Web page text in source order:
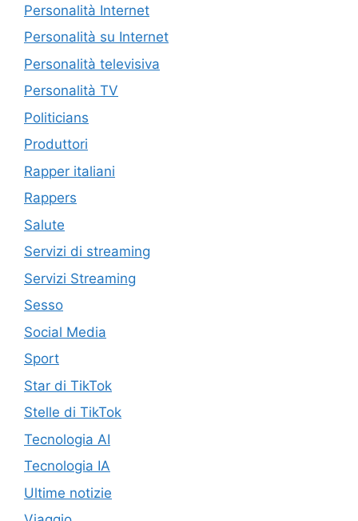
Personalità Internet
Personalità su Internet
Personalità televisiva
Personalità TV
Politicians
Produttori
Rapper italiani
Rappers
Salute
Servizi di streaming
Servizi Streaming
Sesso
Social Media
Sport
Star di TikTok
Stelle di TikTok
Tecnologia AI
Tecnologia IA
Ultime notizie